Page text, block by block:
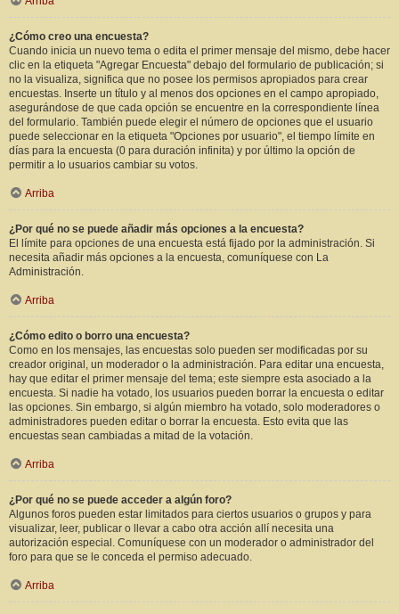
¿Cómo creo una encuesta?
Cuando inicia un nuevo tema o edita el primer mensaje del mismo, debe hacer
clic en la etiqueta "Agregar Encuesta" debajo del formulario de publicación; si
no la visualiza, significa que no posee los permisos apropiados para crear
encuestas. Inserte un título y al menos dos opciones en el campo apropiado,
asegurándose de que cada opción se encuentre en la correspondiente línea
del formulario. También puede elegir el número de opciones que el usuario
puede seleccionar en la etiqueta "Opciones por usuario", el tiempo límite en
días para la encuesta (0 para duración infinita) y por último la opción de
permitir a lo usuarios cambiar su votos.
Arriba
¿Por qué no se puede añadir más opciones a la encuesta?
El límite para opciones de una encuesta está fijado por la administración. Si
necesita añadir más opciones a la encuesta, comuníquese con La
Administración.
Arriba
¿Cómo edito o borro una encuesta?
Como en los mensajes, las encuestas solo pueden ser modificadas por su
creador original, un moderador o la administración. Para editar una encuesta,
hay que editar el primer mensaje del tema; este siempre esta asociado a la
encuesta. Si nadie ha votado, los usuarios pueden borrar la encuesta o editar
las opciones. Sin embargo, si algún miembro ha votado, solo moderadores o
administradores pueden editar o borrar la encuesta. Esto evita que las
encuestas sean cambiadas a mitad de la votación.
Arriba
¿Por qué no se puede acceder a algún foro?
Algunos foros pueden estar limitados para ciertos usuarios o grupos y para
visualizar, leer, publicar o llevar a cabo otra acción allí necesita una
autorización especial. Comuníquese con un moderador o administrador del
foro para que se le conceda el permiso adecuado.
Arriba